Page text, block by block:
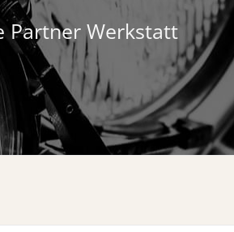
Partner Werkstatt